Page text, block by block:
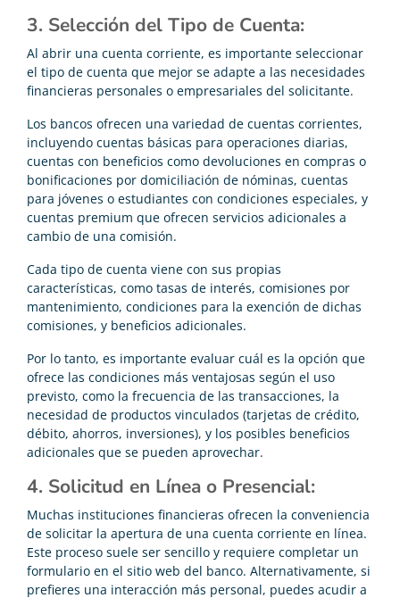
3. Selección del Tipo de Cuenta:
Al abrir una cuenta corriente, es importante seleccionar
el tipo de cuenta que mejor se adapte a las necesidades
financieras personales o empresariales del solicitante.
Los bancos ofrecen una variedad de cuentas corrientes,
incluyendo cuentas básicas para operaciones diarias,
cuentas con beneficios como devoluciones en compras o
bonificaciones por domiciliación de nóminas, cuentas
para jóvenes o estudiantes con condiciones especiales, y
cuentas premium que ofrecen servicios adicionales a
cambio de una comisión.
Cada tipo de cuenta viene con sus propias
características, como tasas de interés, comisiones por
mantenimiento, condiciones para la exención de dichas
comisiones, y beneficios adicionales.
Por lo tanto, es importante evaluar cuál es la opción que
ofrece las condiciones más ventajosas según el uso
previsto, como la frecuencia de las transacciones, la
necesidad de productos vinculados (tarjetas de crédito,
débito, ahorros, inversiones), y los posibles beneficios
adicionales que se pueden aprovechar.
4. Solicitud en Línea o Presencial:
Muchas instituciones financieras ofrecen la conveniencia
de solicitar la apertura de una cuenta corriente en línea.
Este proceso suele ser sencillo y requiere completar un
formulario en el sitio web del banco. Alternativamente, si
prefieres una interacción más personal, puedes acudir a